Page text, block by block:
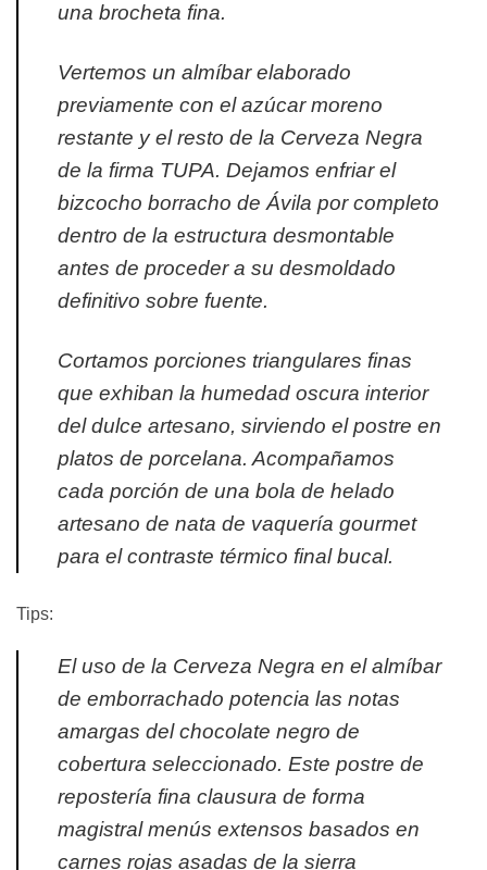
una brocheta fina.
Vertemos un almíbar elaborado
previamente con el azúcar moreno
restante y el resto de la Cerveza Negra
de la firma TUPA. Dejamos enfriar el
bizcocho borracho de Ávila por completo
dentro de la estructura desmontable
antes de proceder a su desmoldado
definitivo sobre fuente.
Cortamos porciones triangulares finas
que exhiban la humedad oscura interior
del dulce artesano, sirviendo el postre en
platos de porcelana. Acompañamos
cada porción de una bola de helado
artesano de nata de vaquería gourmet
para el contraste térmico final bucal.
Tips:
El uso de la Cerveza Negra en el almíbar
de emborrachado potencia las notas
amargas del chocolate negro de
cobertura seleccionado. Este postre de
repostería fina clausura de forma
magistral menús extensos basados en
carnes rojas asadas de la sierra